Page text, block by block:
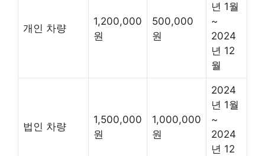
개인 차량
1,200,000
원
500,000
원
년 1월
~
2024
년 12
월
법인 차량
1,500,000
원
1,000,000
원
2024
년 1월
~
2024
년 12